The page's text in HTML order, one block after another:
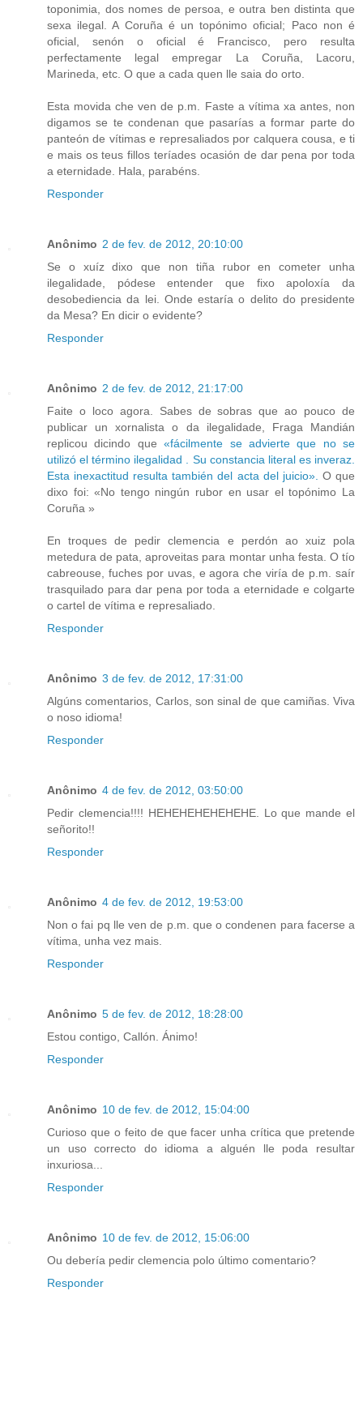
toponimia, dos nomes de persoa, e outra ben distinta que
sexa ilegal. A Coruña é un topónimo oficial; Paco non é
oficial, senón o oficial é Francisco, pero resulta
perfectamente legal empregar La Coruña, Lacoru,
Marineda, etc. O que a cada quen lle saia do orto.
Esta movida che ven de p.m. Faste a vítima xa antes, non
digamos se te condenan que pasarías a formar parte do
panteón de vítimas e represaliados por calquera cousa, e ti
e mais os teus fillos teríades ocasión de dar pena por toda
a eternidade. Hala, parabéns.
Responder
Anônimo 2 de fev. de 2012, 20:10:00
Se o xuíz dixo que non tiña rubor en cometer unha
ilegalidade, pódese entender que fixo apoloxía da
desobediencia da lei. Onde estaría o delito do presidente
da Mesa? En dicir o evidente?
Responder
Anônimo 2 de fev. de 2012, 21:17:00
Faite o loco agora. Sabes de sobras que ao pouco de
publicar un xornalista o da ilegalidade, Fraga Mandián
replicou dicindo que«fácilmente se advierte que no se
utilizó el término ilegalidad . Su constancia literal es inveraz.
Esta inexactitud resulta también del acta del juicio». O que
dixo foi: «No tengo ningún rubor en usar el topónimo La
Coruña »
En troques de pedir clemencia e perdón ao xuiz pola
metedura de pata, aproveitas para montar unha festa. O tío
cabreouse, fuches por uvas, e agora che viría de p.m. saír
trasquilado para dar pena por toda a eternidade e colgarte
o cartel de vítima e represaliado.
Responder
Anônimo 3 de fev. de 2012, 17:31:00
Algúns comentarios, Carlos, son sinal de que camiñas. Viva
o noso idioma!
Responder
Anônimo 4 de fev. de 2012, 03:50:00
Pedir clemencia!!!! HEHEHEHEHEHEHE. Lo que mande el
señorito!!
Responder
Anônimo 4 de fev. de 2012, 19:53:00
Non o fai pq lle ven de p.m. que o condenen para facerse a
vítima, unha vez mais.
Responder
Anônimo 5 de fev. de 2012, 18:28:00
Estou contigo, Callón. Ánimo!
Responder
Anônimo 10 de fev. de 2012, 15:04:00
Curioso que o feito de que facer unha crítica que pretende
un uso correcto do idioma a alguén lle poda resultar
inxuriosa...
Responder
Anônimo 10 de fev. de 2012, 15:06:00
Ou debería pedir clemencia polo último comentario?
Responder